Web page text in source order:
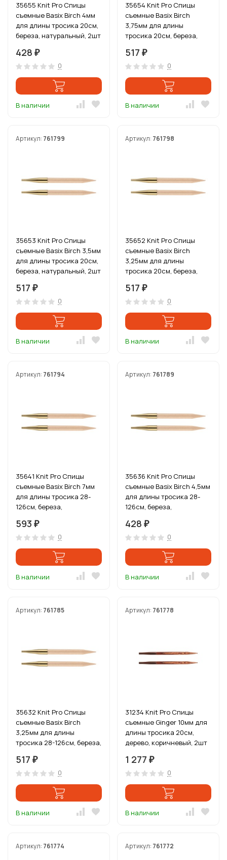
35655 Knit Pro Спицы
съемные Basix Birch 4мм
для длины тросика 20см,
береза, натуральный, 2шт
428 ₽
0
В наличии
35654 Knit Pro Спицы
съемные Basix Birch
3,75мм для длины
тросика 20см, береза,
517 ₽
0
В наличии
Артикул: 761799
35653 Knit Pro Спицы
съемные Basix Birch 3,5мм
для длины тросика 20см,
береза, натуральный, 2шт
517 ₽
0
В наличии
Артикул: 761798
35652 Knit Pro Спицы
съемные Basix Birch
3,25мм для длины
тросика 20см, береза,
517 ₽
0
В наличии
Артикул: 761794
35641 Knit Pro Спицы
съемные Basix Birch 7мм
для длины тросика 28-
126см, береза,
593 ₽
0
В наличии
Артикул: 761789
35636 Knit Pro Спицы
съемные Basix Birch 4,5мм
для длины тросика 28-
126см, береза,
428 ₽
0
В наличии
Артикул: 761785
35632 Knit Pro Спицы
съемные Basix Birch
3,25мм для длины
тросика 28-126см, береза,
517 ₽
0
В наличии
Артикул: 761778
31234 Knit Pro Спицы
съемные Ginger 10мм для
длины тросика 20см,
дерево, коричневый, 2шт
1 277 ₽
0
В наличии
Артикул: 761774 Артикул: 761772